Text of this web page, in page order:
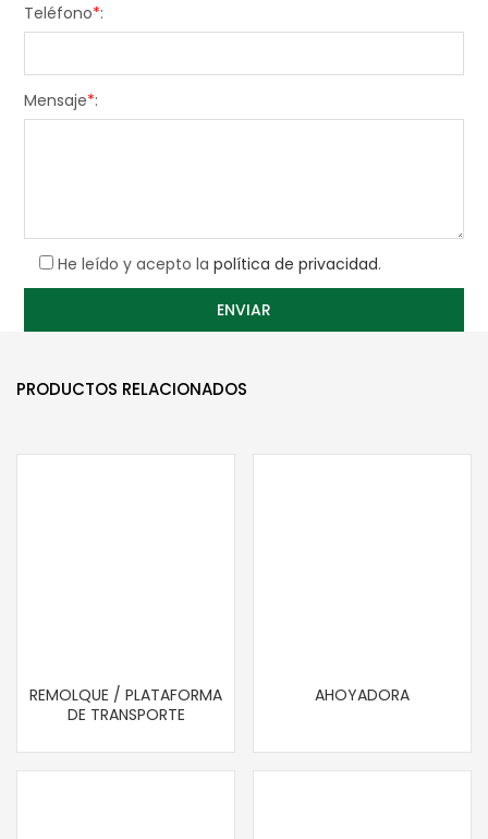
Teléfono*:
Mensaje*:
He leído y acepto la política de privacidad.
PRODUCTOS RELACIONADOS
REMOLQUE / PLATAFORMA
DE TRANSPORTE
AHOYADORA